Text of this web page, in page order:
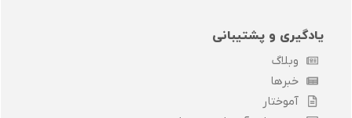
یادگیری و پشتیبانی
وبلاگ
خبرها
آموختار